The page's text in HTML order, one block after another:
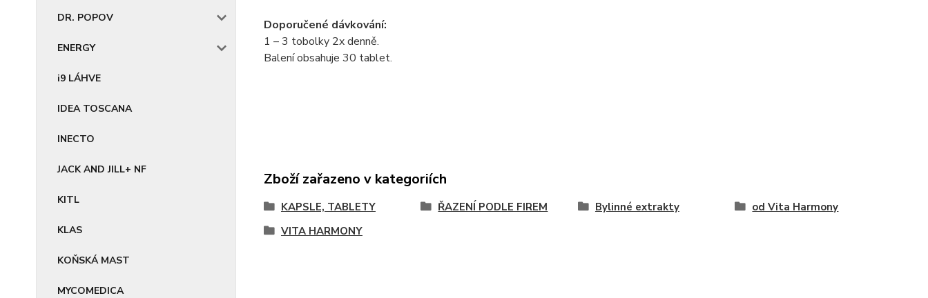
DR. POPOV
ENERGY
i9 LÁHVE
IDEA TOSCANA
INECTO
JACK AND JILL+ NF
KITL
KLAS
KOŇSKÁ MAST
MYCOMEDICA
Doporučené dávkování:
1 – 3 tobolky 2x denně.
Balení obsahuje 30 tablet.
Zboží zařazeno v kategoriích
KAPSLE, TABLETY ŘAZENÍ PODLE FIREM Bylinné extrakty
od Vita Harmony
VITA HARMONY